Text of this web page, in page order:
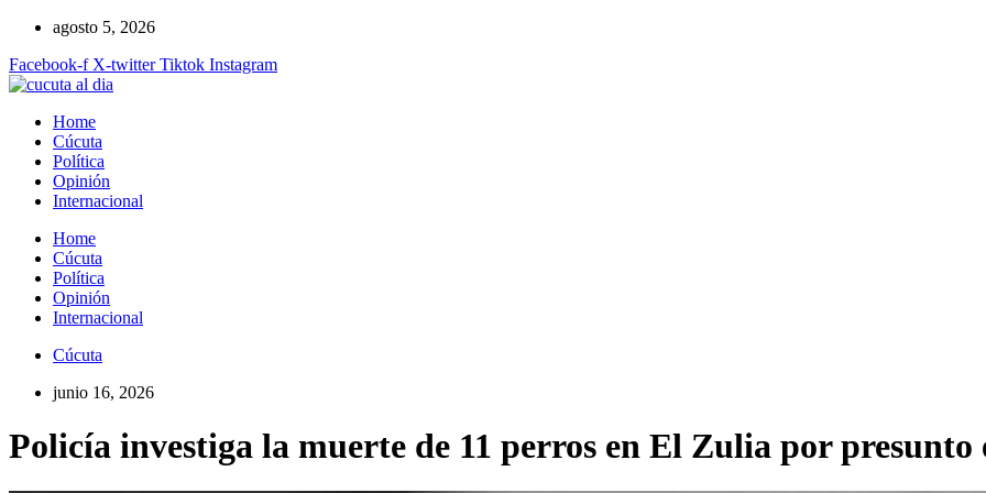
contenido
agosto 5, 2026
Facebook-f X-twitter Tiktok Instagram
Home
Cúcuta
Política
Opinión
Internacional
Home
Cúcuta
Política
Opinión
Internacional
Cúcuta
junio 16, 2026
Policía investiga la muerte de 11 perros en El Zulia por presunto